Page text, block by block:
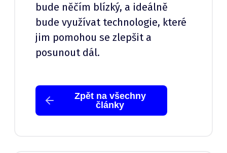
bude něčím blízký, a ideálně
bude využívat technologie, které
jim pomohou se zlepšit a
posunout dál.
Zpět na všechny
články